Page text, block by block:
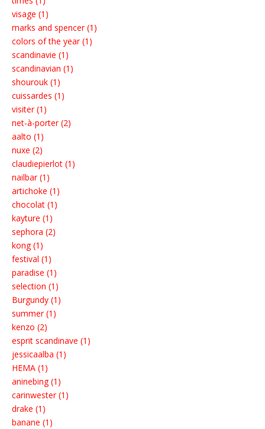
visage (1)
marks and spencer (1)
colors of the year (1)
scandinavie (1)
scandinavian (1)
shourouk (1)
cuissardes (1)
visiter (1)
net-à-porter (2)
aalto (1)
nuxe (2)
claudiepierlot (1)
nailbar (1)
artichoke (1)
chocolat (1)
kayture (1)
sephora (2)
kong (1)
festival (1)
paradise (1)
selection (1)
Burgundy (1)
summer (1)
kenzo (2)
esprit scandinave (1)
jessicaalba (1)
HEMA (1)
aninebing (1)
carinwester (1)
drake (1)
banane (1)